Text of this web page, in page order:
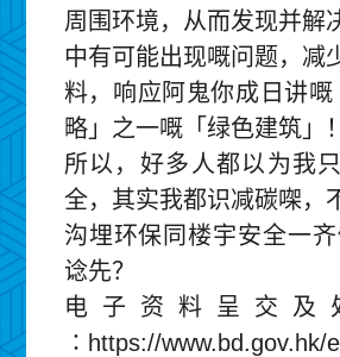
周围环境，从而发现并解
中有可能出现嘅问题，减
料，响应阿鬼你成日讲嘅
略」之一嘅「绿色建筑」！
所以，好多人都以为我
全，其实我都识减碳㗎，
沟埋环保同楼宇安全一
谂先？
电子资料呈交及
∶https://www.bd.gov.hk/